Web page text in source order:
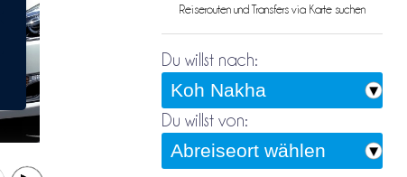
Reiserouten und Transfers via Karte suchen
Du willst nach:
Du willst von: